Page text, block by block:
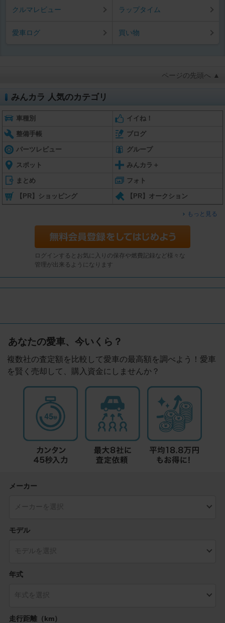
クルマレビュー ラップタイム
愛車ログ 買い物
ページの先頭へ ▲
みんカラ 人気のカテゴリ
車種別 イイね！
整備手帳 ブログ
パーツレビュー グループ
スポット みんカラ＋
まとめ フォト
【PR】ショッピング 【PR】オークション
もっと見る
ログインするとお気に入りの保存や燃費記録など様々な
管理が出来るようになります
あなたの愛車、今いくら？
複数社の査定額を比較して愛車の最高額を調べよう！愛車
を賢く売却して、購入資金にしませんか？
メーカー
モデル
年式
走行距離（km）